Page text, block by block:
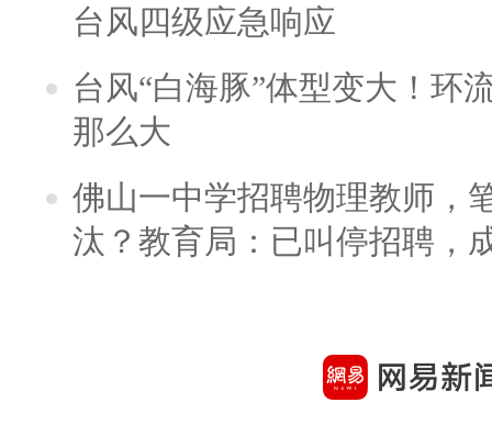
台风四级应急响应
台风“白海豚”体型变大！环
那么大
佛山一中学招聘物理教师，
汰？教育局：已叫停招聘，